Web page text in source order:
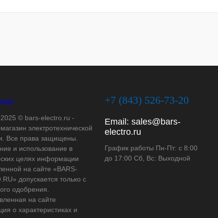
© bars-electro.ru -
электротехнической
Все права защищены.
и использование в
целях информации
на сайте «BARS-
допускается только с
одобрения.
на сайте
о характеристиках и
+7 (843) 526-73-20
Email: sales@bars-
electro.ru
График работы Пн-Пт: с 8:00
до 17:00 Сб, Вс: Выходной